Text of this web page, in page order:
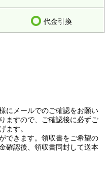
代金引換
にメールでのご確認をお願い
ますので、ご確認後に必ずご
ます。
できます。領収書をご希望の
確認後、領収書同封して送本